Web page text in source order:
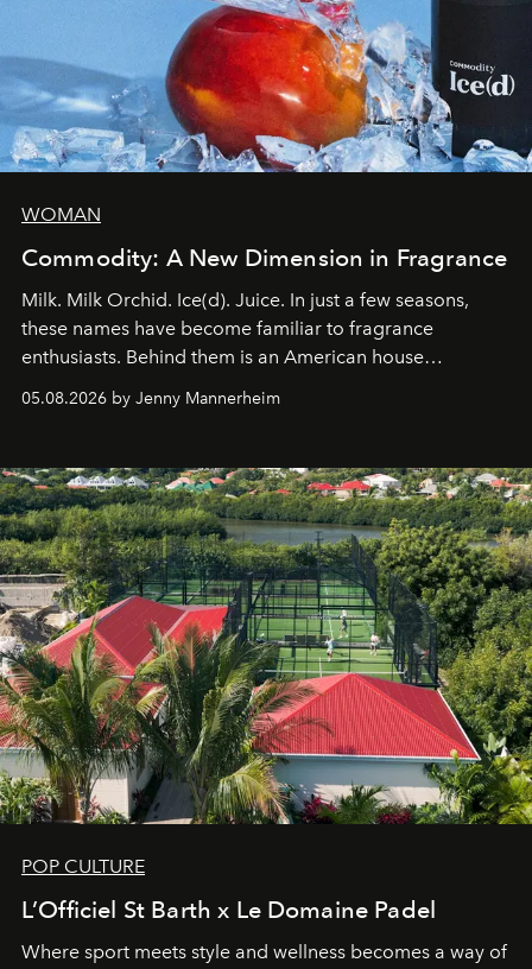
WOMAN
Commodity: A New Dimension in Fragrance
Milk. Milk Orchid. Ice(d). Juice. In just a few seasons,
these names have become familiar to fragrance
enthusiasts. Behind them is an American house
redefining the codes of contemporary perfumery with
an approach that is as intuitive as it is personal:
05.08.2026 by Jenny Mannerheim
POP CULTURE
L’Officiel St Barth x Le Domaine Padel
Where sport meets style and wellness becomes a way of